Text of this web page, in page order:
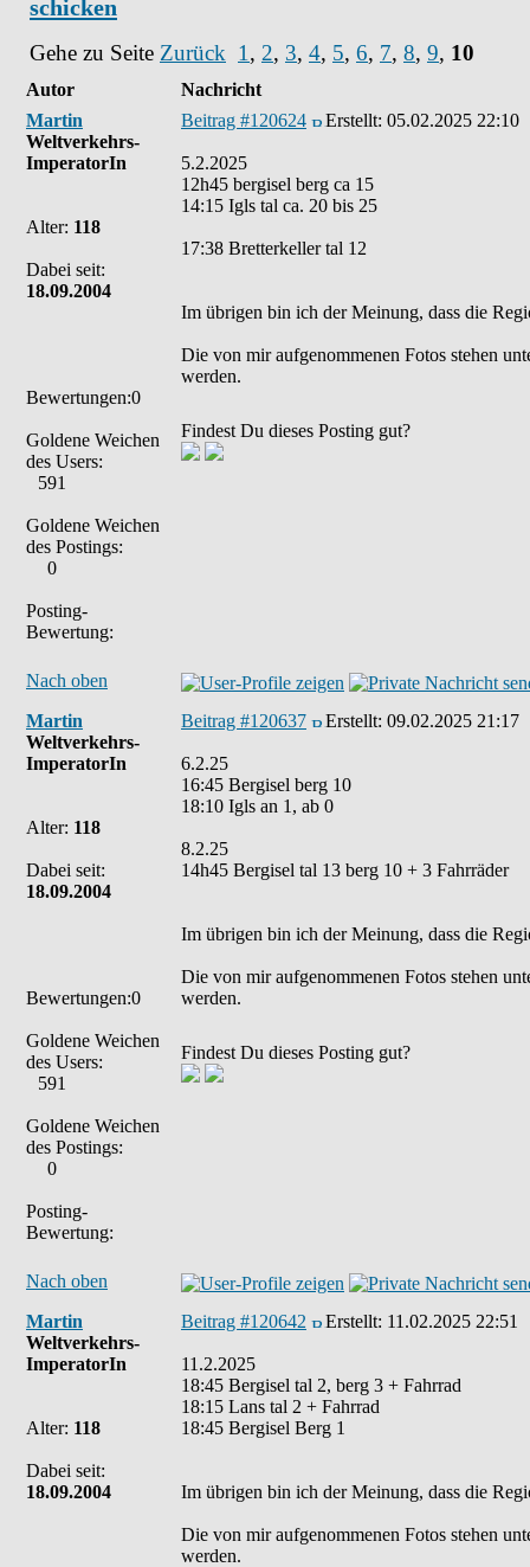
Gehe zu Seite Zurück 1 , 2, 3, 4, 5, 6, 7, 8, 9, 10
Autor
Nachricht
Martin
Weltverkehrs-
ImperatorIn
Alter: 118
Dabei seit:
18.09.2004
Bewertungen:0
Goldene Weichen
des Users:
591
Goldene Weichen
des Postings:
0
Posting-
Bewertung:
Beitrag #120624 Erstellt: 05.02.2025 22:10
5.2.2025
12h45 bergisel berg ca 15
14:15 Igls tal ca. 20 bis 25
17:38 Bretterkeller tal 12
Im übrigen bin ich der Meinung, dass die
Die von mir aufgenommenen Fotos stehen
werden.
Findest Du dieses Posting gut?
Nach oben
Martin
Weltverkehrs-
ImperatorIn
Alter: 118
Dabei seit:
18.09.2004
Bewertungen:0
Goldene Weichen
des Users:
591
Goldene Weichen
des Postings:
0
Posting-
Bewertung:
Beitrag #120637 Erstellt: 09.02.2025 21:17
6.2.25
16:45 Bergisel berg 10
18:10 Igls an 1, ab 0
8.2.25
14h45 Bergisel tal 13 berg 10 + 3 Fahrräder
Im übrigen bin ich der Meinung, dass die
Die von mir aufgenommenen Fotos stehen
werden.
Findest Du dieses Posting gut?
Nach oben
Martin
Weltverkehrs-
ImperatorIn
Alter: 118
Dabei seit:
18.09.2004
Beitrag #120642 Erstellt: 11.02.2025 22:51
11.2.2025
18:45 Bergisel tal 2, berg 3 + Fahrrad
18:15 Lans tal 2 + Fahrrad
18:45 Bergisel Berg 1
Im übrigen bin ich der Meinung, dass die
Die von mir aufgenommenen Fotos stehen
werden.